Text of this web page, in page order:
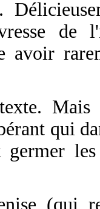
de
avoir
qui
(qui